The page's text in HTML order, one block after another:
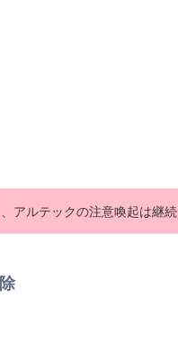
アルテックの注意喚起は継続